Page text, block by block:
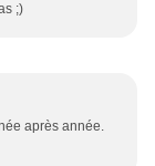
;)
après année.